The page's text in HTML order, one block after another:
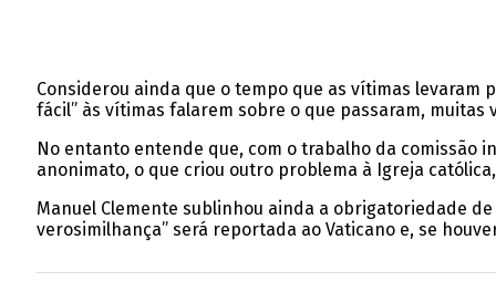
Considerou ainda que o tempo que as vítimas levaram
fácil” às vítimas falarem sobre o que passaram, muitas
No entanto entende que, com o trabalho da comissão
anonimato, o que criou outro problema à Igreja
Manuel Clemente sublinhou ainda a obrigatoriedade
verosimilhança” será reportada ao Vaticano e, se